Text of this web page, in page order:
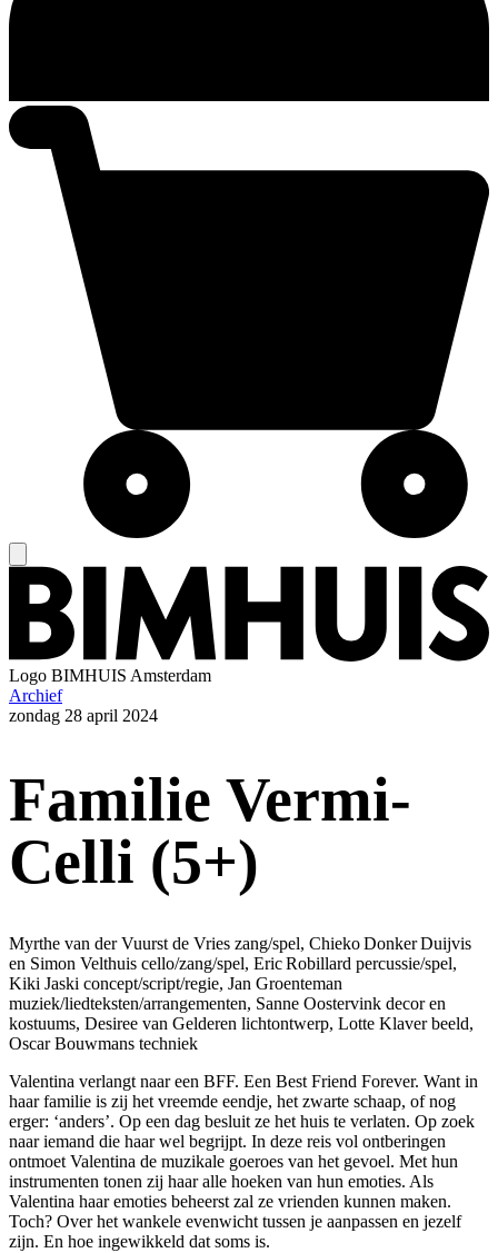
Logo BIMHUIS Amsterdam
Archief
zondag 28 april 2024
Familie Vermi-
Celli (5+)
Myrthe van der Vuurst de Vries zang/spel, Chieko Donker Duijvis
en Simon Velthuis cello/zang/spel, Eric Robillard percussie/spel,
Kiki Jaski concept/script/regie, Jan Groenteman
muziek/liedteksten/arrangementen, Sanne Oostervink decor en
kostuums, Desiree van Gelderen lichtontwerp, Lotte Klaver beeld,
Oscar Bouwmans techniek
Valentina verlangt naar een BFF. Een Best Friend Forever. Want in
haar familie is zij het vreemde eendje, het zwarte schaap, of nog
erger: ‘anders’. Op een dag besluit ze het huis te verlaten. Op zoek
naar iemand die haar wel begrijpt. In deze reis vol ontberingen
ontmoet Valentina de muzikale goeroes van het gevoel. Met hun
instrumenten tonen zij haar alle hoeken van hun emoties. Als
Valentina haar emoties beheerst zal ze vrienden kunnen maken.
Toch? Over het wankele evenwicht tussen je aanpassen en jezelf
zijn. En hoe ingewikkeld dat soms is.